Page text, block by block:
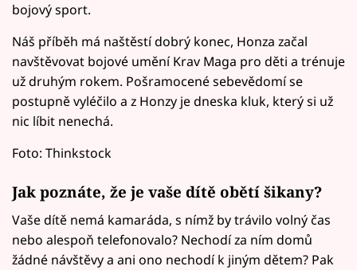
bojový sport.
Náš příběh má naštěstí dobrý konec, Honza začal
navštěvovat bojové umění Krav Maga pro děti a trénuje
už druhým rokem. Pošramocené sebevědomí se
postupně vyléčilo a z Honzy je dneska kluk, který si už
nic líbit nenechá.
Foto: Thinkstock
Jak poznáte, že je vaše dítě obětí šikany?
Vaše dítě nemá kamaráda, s nímž by trávilo volný čas
nebo alespoň telefonovalo? Nechodí za ním domů
žádné návštěvy a ani ono nechodí k jiným dětem? Pak